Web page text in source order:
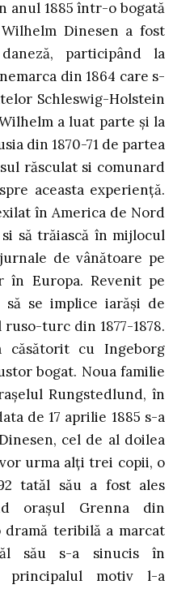
anul 1885 într-o bogată
Dinesen a fost
participând la
din 1864 care s-
Schleswig-Holstein
a luat parte şi la
din 1870-71 de partea
răsculat si comunard
aceasta experienţă.
în America de Nord
să trăiască în mijlocul
de vânătoare pe
Europa. Revenit pe
se implice iarăşi de
turc din 1877-1878.
căsătorit cu Ingeborg
bogat. Noua familie
Rungstedlund, în
de 17 aprilie 1885 s-a
cel de al doilea
urma alţi trei copii, o
tatăl său a fost ales
oraşul Grenna din
dramă teribilă a marcat
său s-a sinucis în
principalul motiv l-a